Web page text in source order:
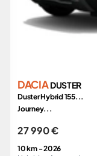
DACIADUSTER
Duster Hybrid 155...
Journey...
27 990 €
10 km -2026